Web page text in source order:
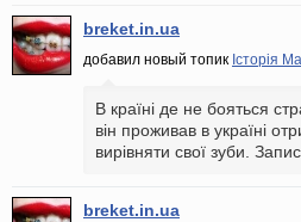
breket.in.ua
добавил новый топик Історія
В країні де не бояться
він проживав в україні
вирівняти свої зуби.
breket.in.ua